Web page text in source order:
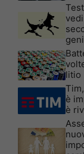
litio
è
è